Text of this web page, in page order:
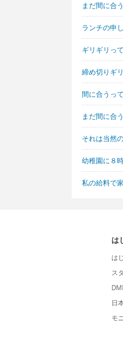
まだ間に合
ランチの申
ギリギリっ
締め切りギ
間に合うっ
まだ間に合
それは当然
幼稚園に８
私の給料で
は
は
ス
日
モ